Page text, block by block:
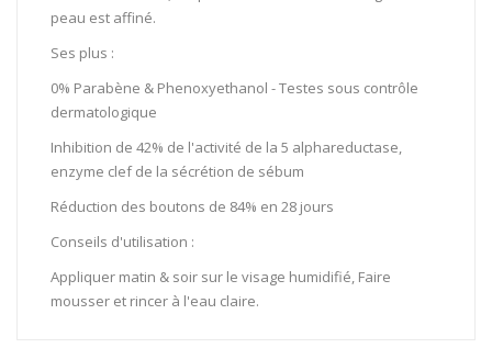
peau est affiné.
Ses plus :
0% Parabène & Phenoxyethanol - Testes sous contrôle
dermatologique
Inhibition de 42% de l'activité de la 5 alphareductase,
enzyme clef de la sécrétion de sébum
Réduction des boutons de 84% en 28 jours
Conseils d'utilisation :
Appliquer matin & soir sur le visage humidifié, Faire
mousser et rincer à l'eau claire.